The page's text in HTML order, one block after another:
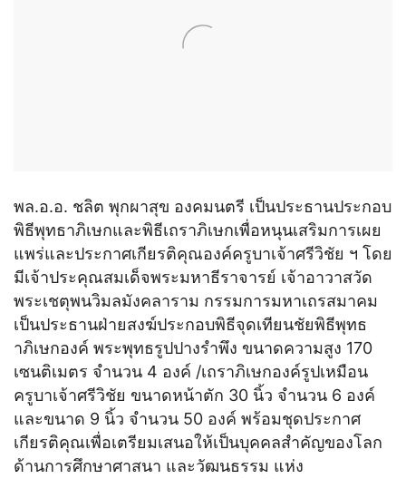
พล.อ.อ. ชลิต พุกผาสุข องคมนตรี เป็นประธานประกอบ
พิธีพุทธาภิเษกและพิธีเถราภิเษกเพื่อหนุนเสริมการเผย
แพร่และประกาศเกียรติคุณองค์ครูบาเจ้าศรีวิชัย ฯ โดย
มีเจ้าประคุณสมเด็จพระมหาธีราจารย์ เจ้าอาวาสวัด
พระเชตุพนวิมลมังคลาราม กรรมการมหาเถรสมาคม
เป็นประธานฝ่ายสงฆ์ประกอบพิธีจุดเทียนชัยพิธีพุทธ
าภิเษกองค์ พระพุทธรูปปางรำพึง ขนาดความสูง 170
เซนติเมตร จำนวน 4 องค์ /เถราภิเษกองค์รูปเหมือน
ครูบาเจ้าศรีวิชัย ขนาดหน้าตัก 30 นิ้ว จำนวน 6 องค์
และขนาด 9 นิ้ว จำนวน 50 องค์ พร้อมชุดประกาศ
เกียรติคุณเพื่อเตรียมเสนอให้เป็นบุคคลสำคัญของโลก
ด้านการศึกษาศาสนา และวัฒนธรรม แห่ง